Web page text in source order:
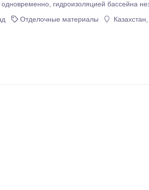
а также - устойчива к средствам для очистки
Отделочные материалы